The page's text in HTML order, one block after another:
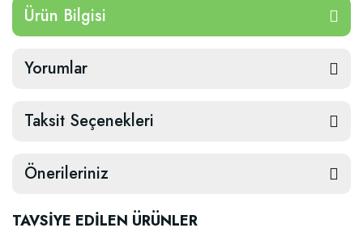
Ürün Bilgisi
Yorumlar
Taksit Seçenekleri
Önerileriniz
TAVSİYE EDİLEN ÜRÜNLER